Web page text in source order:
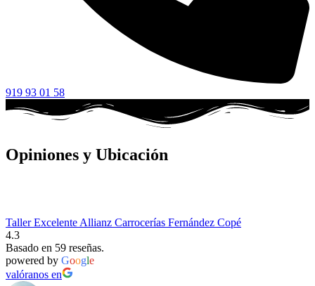
919 93 01 58
Opiniones y Ubicación
Taller Excelente Allianz Carrocerías Fernández Copé
4.3
Basado en 59 reseñas.
powered by Google
valóranos en